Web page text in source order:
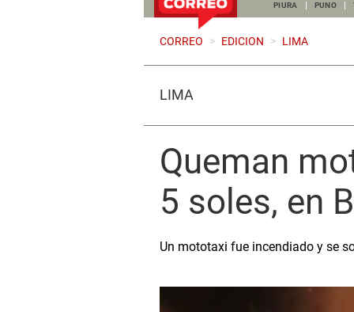
PIURA PUNO
CORREO > EDICION > LIMA
LIMA
Queman
5 soles, en
Un mototaxi fue incendiado y se